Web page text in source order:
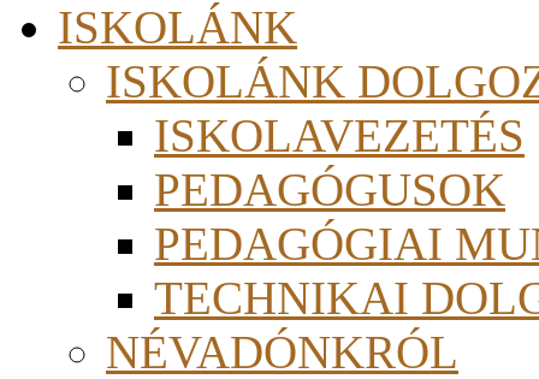
ISKOLÁNK
ISKOLÁNK
ISKOLAVEZETÉS
PEDAGÓGUSOK
PEDAGÓGIAI
TECHNIKAI
NÉVADÓNKRÓL